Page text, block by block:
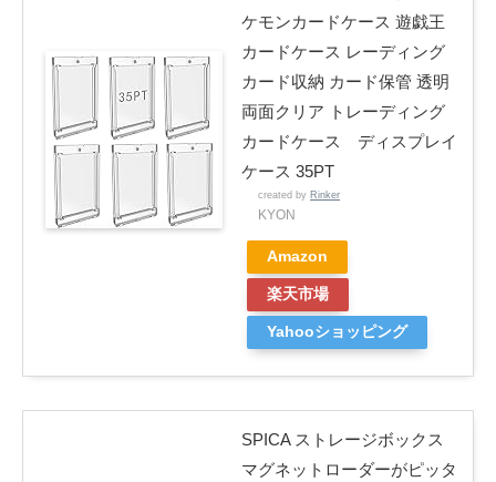
ケモンカードケース 遊戯王
カードケース レーディング
カード収納 カード保管 透明
両面クリア トレーディング
カードケース ディスプレイ
ケース 35PT
created by Rinker
KYON
Amazon
楽天市場
Yahooショッピング
SPICA ストレージボックス
マグネットローダーがピッタ